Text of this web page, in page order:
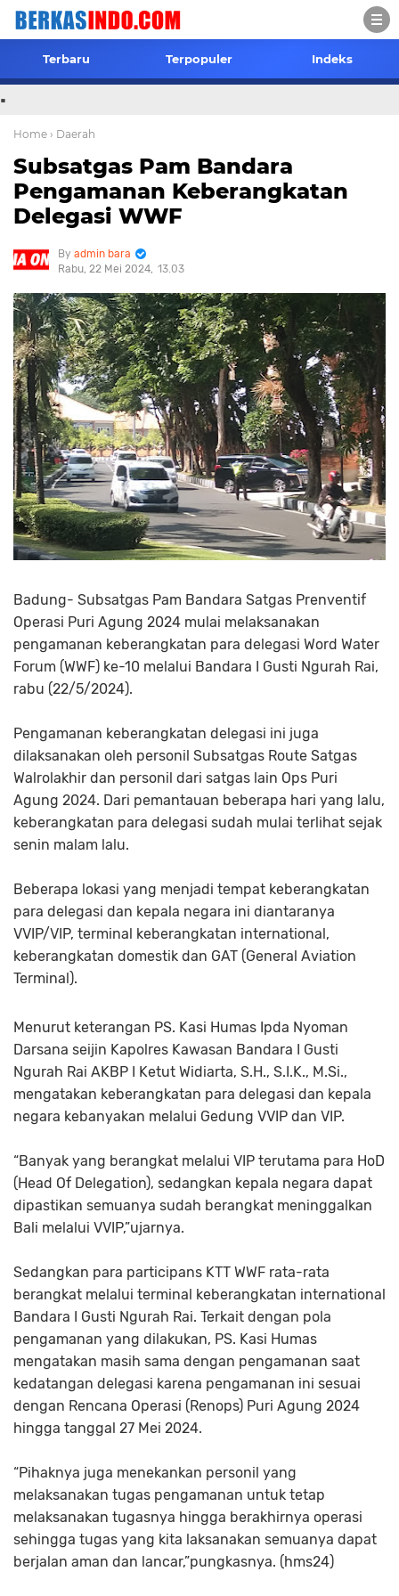
Terbaru Terpopuler Indeks
.
Home › Daerah
Subsatgas Pam Bandara
Pengamanan Keberangkatan
Delegasi WWF
admin bara
Rabu, 22 Mei 2024 13.03
Badung- Subsatgas Pam Bandara Satgas Prenventif
Operasi Puri Agung 2024 mulai melaksanakan
pengamanan keberangkatan para delegasi Word Water
Forum (WWF) ke-10 melalui Bandara I Gusti Ngurah Rai,
rabu (22/5/2024).
Pengamanan keberangkatan delegasi ini juga
dilaksanakan oleh personil Subsatgas Route Satgas
Walrolakhir dan personil dari satgas lain Ops Puri
Agung 2024. Dari pemantauan beberapa hari yang lalu,
keberangkatan para delegasi sudah mulai terlihat sejak
senin malam lalu.
Beberapa lokasi yang menjadi tempat keberangkatan
para delegasi dan kepala negara ini diantaranya
VVIP/VIP, terminal keberangkatan international,
keberangkatan domestik dan GAT (General Aviation
Terminal).
Menurut keterangan PS. Kasi Humas Ipda Nyoman
Darsana seijin Kapolres Kawasan Bandara I Gusti
Ngurah Rai AKBP I Ketut Widiarta, S.H., S.I.K., M.Si.,
mengatakan keberangkatan para delegasi dan kepala
negara kebanyakan melalui Gedung VVIP dan VIP.
“Banyak yang berangkat melalui VIP terutama para HoD
(Head Of Delegation), sedangkan kepala negara dapat
dipastikan semuanya sudah berangkat meninggalkan
Bali melalui VVIP,”ujarnya.
Sedangkan para participans KTT WWF rata-rata
berangkat melalui terminal keberangkatan international
Bandara I Gusti Ngurah Rai. Terkait dengan pola
pengamanan yang dilakukan, PS. Kasi Humas
mengatakan masih sama dengan pengamanan saat
kedatangan delegasi karena pengamanan ini sesuai
dengan Rencana Operasi (Renops) Puri Agung 2024
hingga tanggal 27 Mei 2024.
“Pihaknya juga menekankan personil yang
melaksanakan tugas pengamanan untuk tetap
melaksanakan tugasnya hingga berakhirnya operasi
sehingga tugas yang kita laksanakan semuanya dapat
berjalan aman dan lancar,”pungkasnya. (hms24)